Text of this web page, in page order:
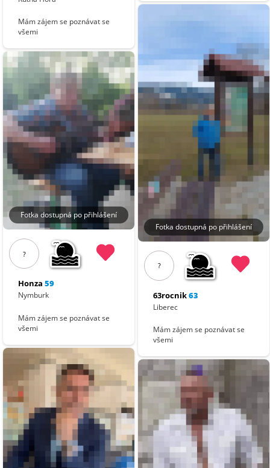
Mám zájem se poznávat se
všemi
Fotka dostupná po přihlášení
?
Honza 59
Nymburk
Mám zájem se poznávat se
všemi
Fotka dostupná po přihlášení
?
63rocnik63
Liberec
Mám zájem se poznávat se
všemi